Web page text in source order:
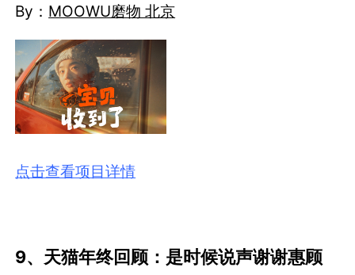
By： MOOWU磨物 北京
点击查看项目详情
9、天猫年终回顾：是时候说声谢谢惠顾